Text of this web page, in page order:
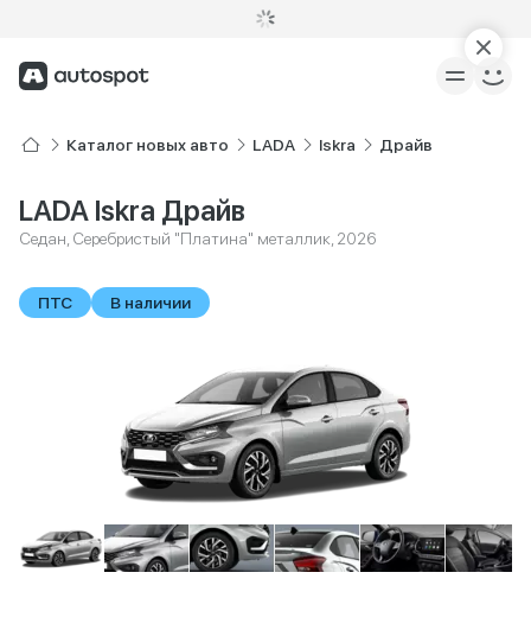
Каталог новых авто LADA Iskra Драйв
LADA Iskra Драйв
Седан, Серебристый "Платина" металлик, 2026
ПТС В наличии